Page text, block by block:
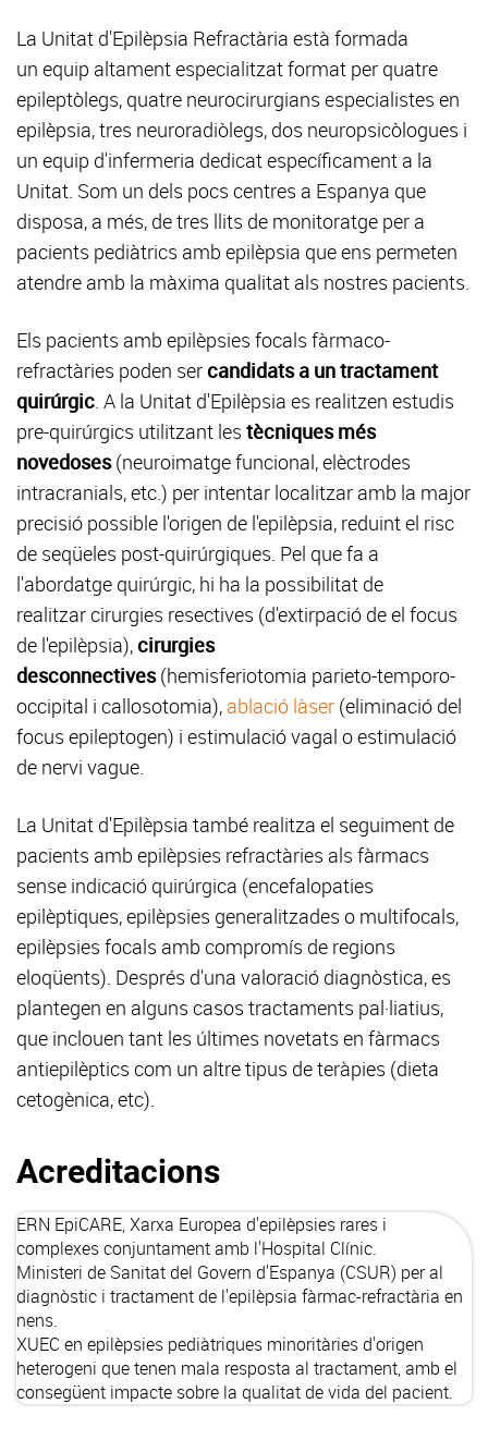
La Unitat d'Epilèpsia Refractària està formada
un equip altament especialitzat format per quatre
epileptòlegs, quatre neurocirurgians especialistes en
epilèpsia, tres neuroradiòlegs, dos neuropsicòlogues i
un equip d'infermeria dedicat específicament a la
Unitat. Som un dels pocs centres a Espanya que
disposa, a més, de tres llits de monitoratge per a
pacients pediàtrics amb epilèpsia que ens permeten
atendre amb la màxima qualitat als nostres pacients.
Els pacients amb epilèpsies focals fàrmaco-
refractàries poden sercandidats a un tractament
quirúrgic . A la Unitat d'Epilèpsia es realitzen estudis
pre-quirúrgics utilitzant les tècniques més
novedoses(neuroimatge funcional, elèctrodes
intracranials, etc.) per intentar localitzar amb la major
precisió possible l'origen de l'epilèpsia, reduint el risc
de seqüeles post-quirúrgiques. Pel que fa a
l'abordatge quirúrgic, hi ha la possibilitat de
realitzar cirurgies resectives (d'extirpació de el focus
de l'epilèpsia),cirurgies
desconnectives(hemisferiotomia parieto-temporo-
occipital i callosotomia), ablació làser (eliminació del
focus epileptogen) i estimulació vagal o estimulació
de nervi vague.
La Unitat d'Epilèpsia també realitza el seguiment de
pacients amb epilèpsies refractàries als fàrmacs
sense indicació quirúrgica (encefalopaties
epilèptiques, epilèpsies generalitzades o multifocals,
epilèpsies focals amb compromís de regions
eloqüents). Després d'una valoració diagnòstica, es
plantegen en alguns casos tractaments pal·liatius,
que inclouen tant les últimes novetats en fàrmacs
antiepilèptics com un altre tipus de teràpies (dieta
cetogènica, etc).
Acreditacions
ERN EpiCARE, Xarxa Europea d'epilèpsies rares i
complexes conjuntament amb l'Hospital Clínic.
Ministeri de Sanitat del Govern d'Espanya (CSUR) per al
diagnòstic i tractament de l'epilèpsia fàrmac-refractària en
nens.
XUEC en epilèpsies pediàtriques minoritàries d'origen
heterogeni que tenen mala resposta al tractament, amb el
consegüent impacte sobre la qualitat de vida del pacient.